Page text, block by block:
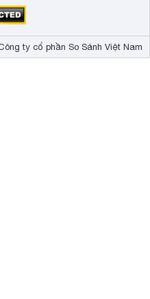
ty cổ phần So Sánh Việt Nam